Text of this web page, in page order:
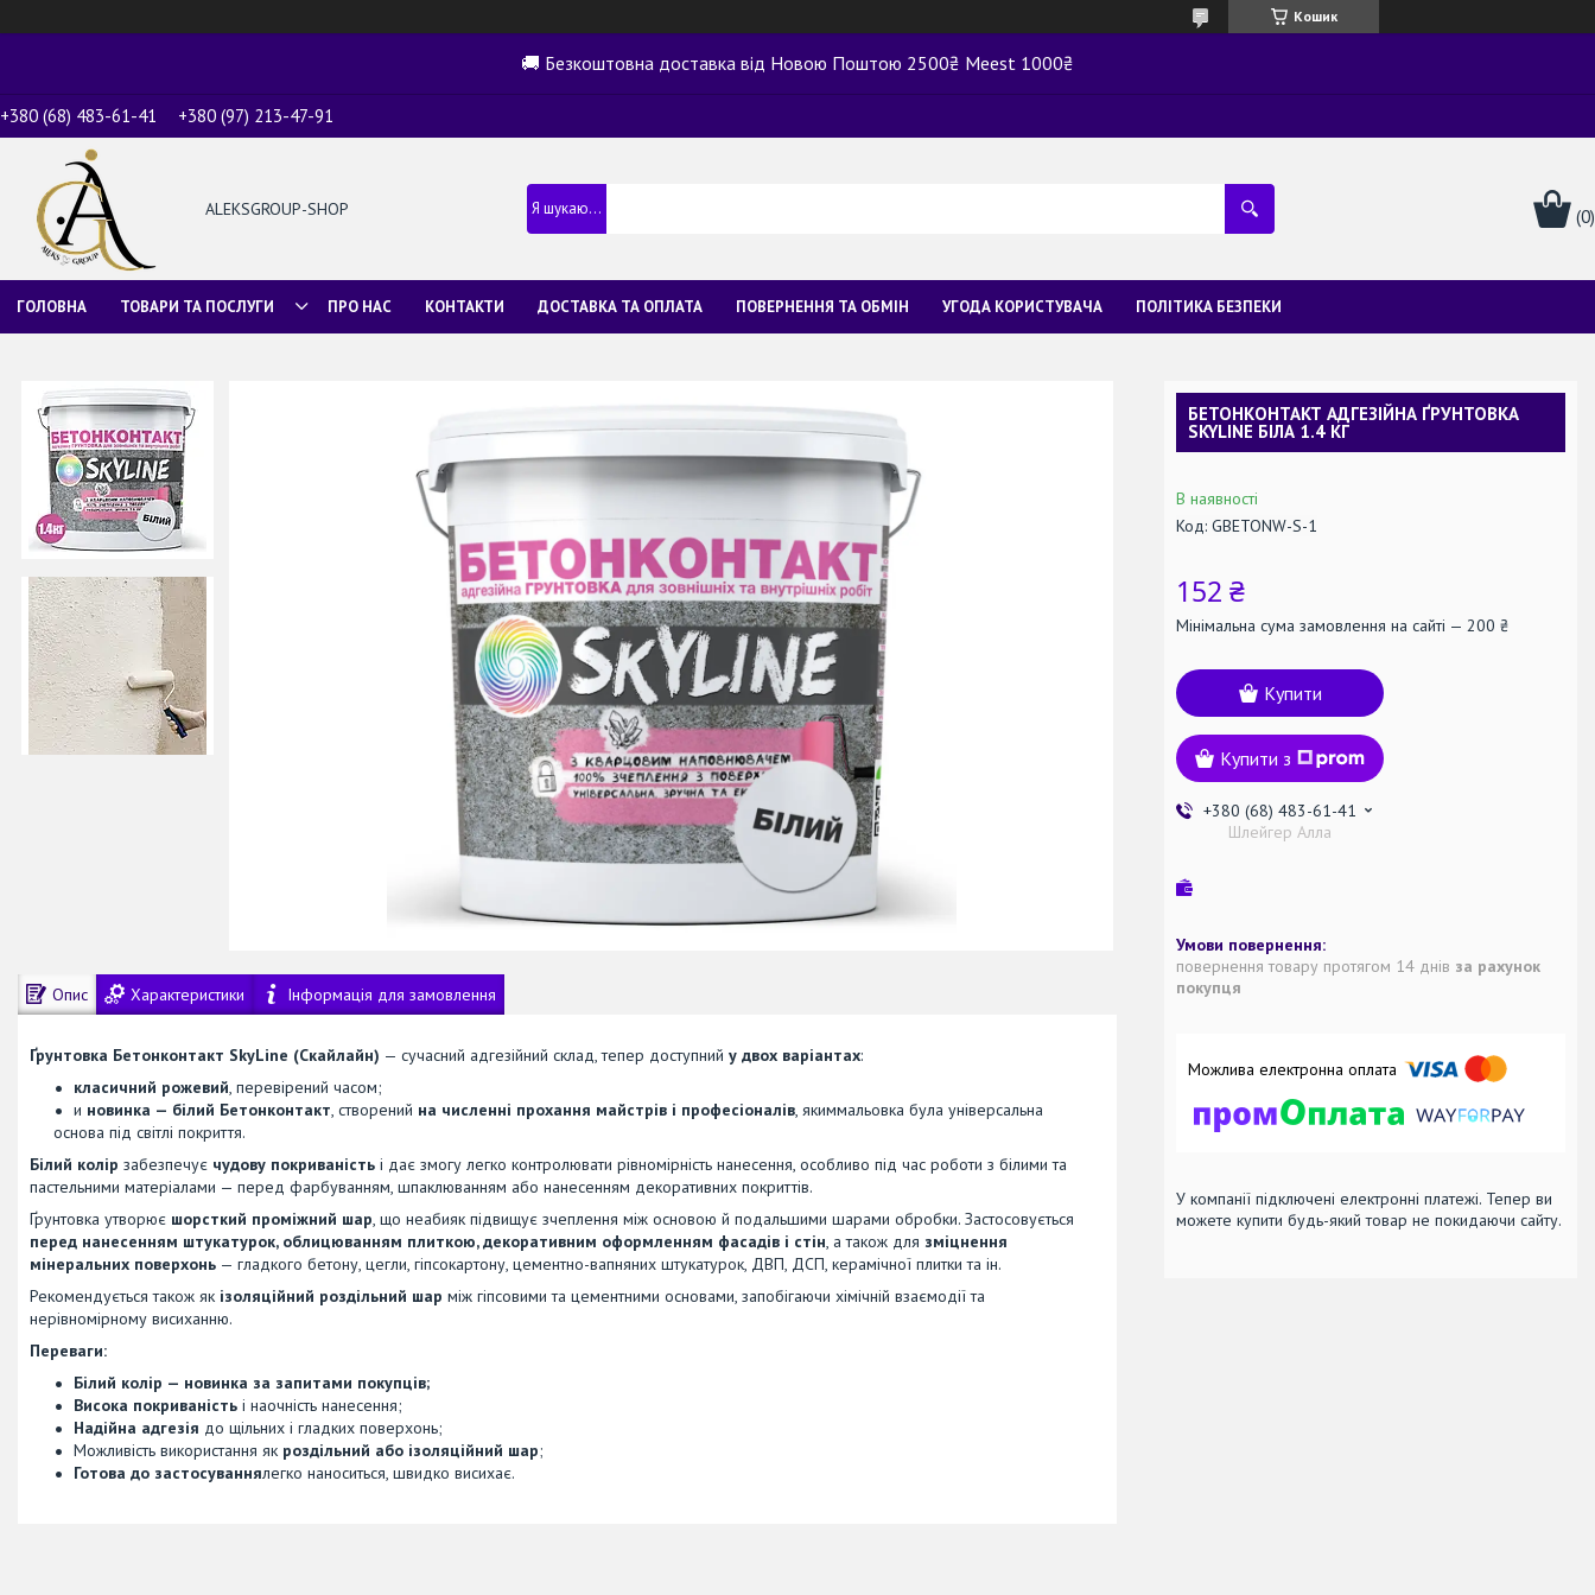
Кошик
🚚 Безкоштовна доставка від Новою Поштою 2500₴ Meest 1000₴
+380 (68) 483-61-41 +380 (97) 213-47-91
ALEKSGROUP-SHOP
ГОЛОВНА ТОВАРИ ТА ПОСЛУГИ ПРО НАС КОНТАКТИ ДОСТАВКА ТА ОПЛАТА ПОВЕРНЕННЯ ТА ОБМІН УГОДА КОРИСТУВАЧА ПОЛІТИКА БЕЗПЕКИ
Опис Характеристики Інформація для замовлення
Ґрунтовка Бетонконтакт SkyLine (Скайлайн) — сучасний адгезійний склад, тепер доступний у двох варіантах:
класичний рожевий, перевірений часом;
и новинка — білий Бетонконтакт, створений на численні прохання майстрів і професіоналів, якиммальовка була універсальна
основа під світлі покриття.
Білий колір забезпечує чудову покриваність і дає змогу легко контролювати рівномірність нанесення, особливо під час роботи з білими та
пастельними матеріалами — перед фарбуванням, шпаклюванням або нанесенням декоративних покриттів.
Ґрунтовка утворює шорсткий проміжний шар, що неабияк підвищує зчеплення між основою й подальшими шарами обробки. Застосовується
перед нанесенням штукатурок, облицюванням плиткою, декоративним оформленням фасадів і стін, а також для зміцнення
мінеральних поверхонь — гладкого бетону, цегли, гіпсокартону, цементно-вапняних штукатурок, ДВП, ДСП, керамічної плитки та ін.
Рекомендується також як ізоляційний роздільний шар між гіпсовими та цементними основами, запобігаючи хімічній взаємодії та
нерівномірному висиханню.
Переваги:
Білий колір — новинка за запитами покупців;
Висока покриваність і наочність нанесення;
Надійна адгезія до щільних і гладких поверхонь;
Можливість використання як роздільний або ізоляційний шар;
Готова до застосуваннялегко наноситься, швидко висихає.
БЕТОНКОНТАКТ АДГЕЗІЙНА ҐРУНТОВКА
SKYLINE БІЛА 1.4 КГ
В наявності
Код: GBETONW-S-1
152 ₴
Мінімальна сума замовлення на сайті — 200 ₴
Купити
Купити з
+380 (68) 483-61-41
Шлейгер Алла
повернення товару протягом 14 днів за рахунок
покупця
У компанії підключені електронні платежі. Тепер ви
можете купити будь-який товар не покидаючи сайту.